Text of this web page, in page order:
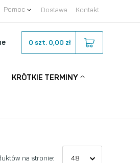
Pomoc Dostawa Kontakt
0 szt. 0,00 zł
KRÓTKIE TERMINY
na stronie: